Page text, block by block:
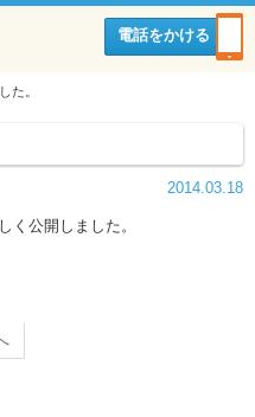
電話をかける
た。
2014.03.18
く公開しました。